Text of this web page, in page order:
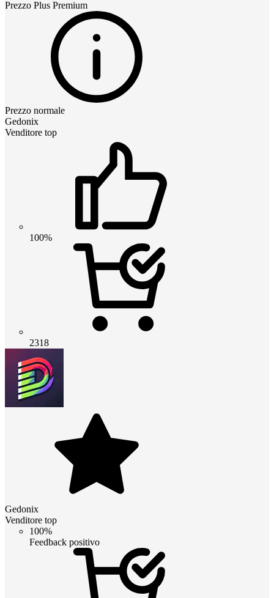
Prezzo Plus Premium
Prezzo normale
Gedonix
Venditore top
100%
2318
Gedonix
Venditore top
100%
Feedback positivo